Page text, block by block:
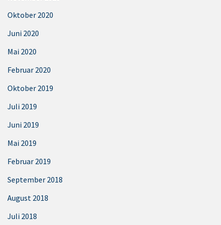
Oktober 2020
Juni 2020
Mai 2020
Februar 2020
Oktober 2019
Juli 2019
Juni 2019
Mai 2019
Februar 2019
September 2018
August 2018
Juli 2018